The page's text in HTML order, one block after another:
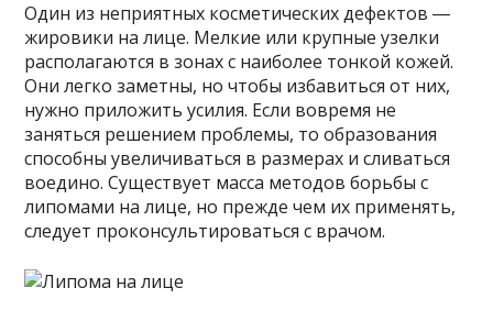
Один из неприятных косметических дефектов ―
жировики на лице. Мелкие или крупные узелки
располагаются в зонах с наиболее тонкой кожей.
Они легко заметны, но чтобы избавиться от них,
нужно приложить усилия. Если вовремя не
заняться решением проблемы, то образования
способны увеличиваться в размерах и сливаться
воедино. Существует масса методов борьбы с
липомами на лице, но прежде чем их применять,
следует проконсультироваться с врачом.